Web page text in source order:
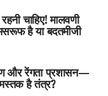
चाहिए! मालवणी
है या बदतमीजी
और रेंगता प्रशासन—
है तंत्र?